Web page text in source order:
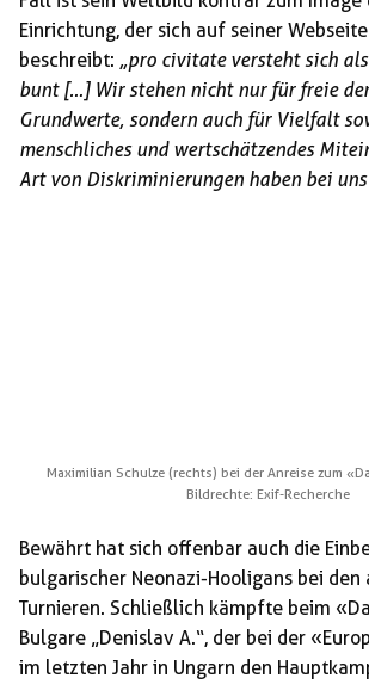
Einrichtung, der sich auf seiner
beschreibt: „pro civitate versteht sich
bunt […] Wir stehen nicht nur für freie
Grundwerte, sondern auch für Vielfalt
menschliches und wertschätzendes
Art von Diskriminierungen haben bei
Maximilian Schulze (rechts) bei der Anreise zum
Bildrechte: Exif-Recherche
Bewährt hat sich offenbar auch die
bulgarischer Neonazi-Hooligans bei
Turnieren. Schließlich kämpfte beim
Bulgare „Denislav A.“, der bei der
im letzten Jahr in Ungarn den